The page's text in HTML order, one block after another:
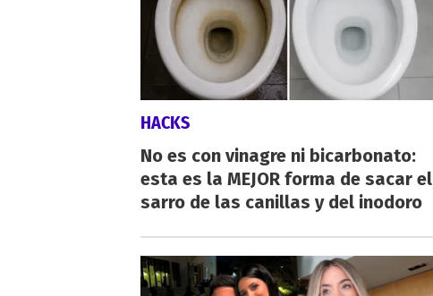
HACKS
No es con vinagre ni bicarbonato:
esta es la MEJOR forma de sacar el
sarro de las canillas y del inodoro